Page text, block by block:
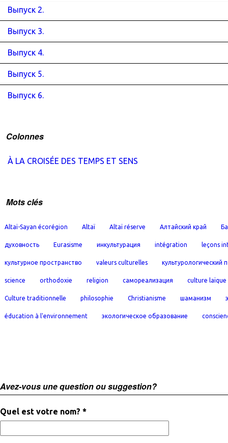
Выпуск 2.
Выпуск 3.
Выпуск 4.
Выпуск 5.
Выпуск 6.
Colonnes
À LA CROISÉE DES TEMPS ET SENS
Mots clés
Altaï-Sayan écorégion Altaï Altaï réserve Алтайский край
духовность Eurasisme инкультурация intégration leçons
культурное пространство valeurs culturelles культурологический
science orthodoxie religion самореализация culture laïque
Culture traditionnelle philosophie Christianisme шаманизм
éducation à l'environnement экологическое образование
Avez-vous une question ou suggestion?
Quel est votre nom? *